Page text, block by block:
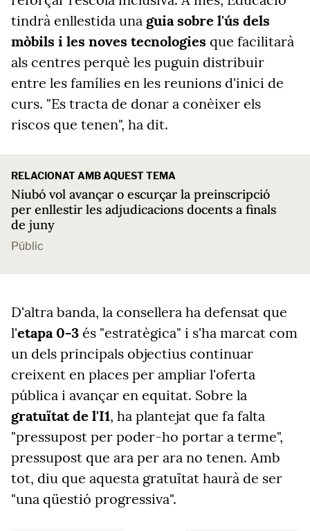
tindrà enllestida una guia sobre l'ús dels
mòbils i les noves tecnologies que facilitarà
als centres perquè les puguin distribuir
entre les famílies en les reunions d'inici de
curs. "Es tracta de donar a conèixer els
riscos que tenen", ha dit.
RELACIONAT AMB AQUEST TEMA
Niubó vol avançar o escurçar la preinscripció
per enllestir les adjudicacions docents a finals
de juny
Públic
D'altra banda, la consellera ha defensat que
l'etapa 0-3 és "estratègica" i s'ha marcat com
un dels principals objectius continuar
creixent en places per ampliar l'oferta
pública i avançar en equitat. Sobre la
gratuïtat de l'I1, ha plantejat que fa falta
"pressupost per poder-ho portar a terme",
pressupost que ara per ara no tenen. Amb
tot, diu que aquesta gratuïtat haurà de ser
"una qüestió progressiva".